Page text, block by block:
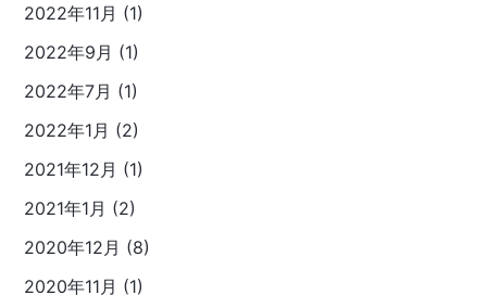
2022年11月 (1)
2022年9月 (1)
2022年7月 (1)
2022年1月 (2)
2021年12月 (1)
2021年1月 (2)
2020年12月 (8)
2020年11月 (1)